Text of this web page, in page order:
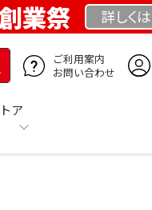
業祭 詳しくは
ご利用案内
お問い合わせ
ア